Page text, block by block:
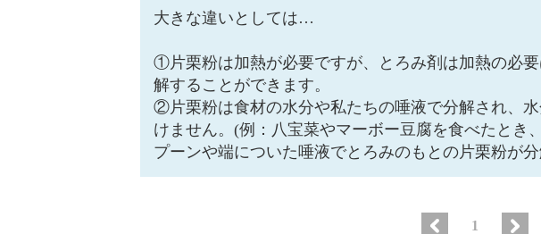
大きな違いとしては…
①片栗粉は加熱が必要ですが、とろみ剤は加熱の必
解することができます。
②片栗粉は食材の水分や私たちの唾液で分解され、
けません。(例：八宝菜やマーボー豆腐を食べたとき
プーンや端についた唾液でとろみのもとの片栗粉が分
1